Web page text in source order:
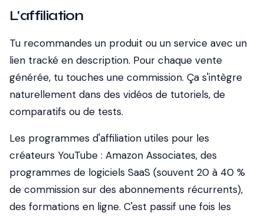
L'affiliation
Tu recommandes un produit ou un service avec un
lien tracké en description. Pour chaque vente
générée, tu touches une commission. Ça s'intègre
naturellement dans des vidéos de tutoriels, de
comparatifs ou de tests.
Les programmes d'affiliation utiles pour les
créateurs YouTube : Amazon Associates, des
programmes de logiciels SaaS (souvent 20 à 40 %
de commission sur des abonnements récurrents),
des formations en ligne. C'est passif une fois les